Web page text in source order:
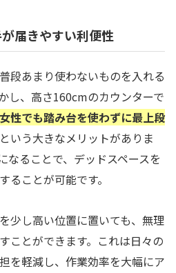
届きやすい利便性
段あまり使わないものを入れる
し、高さ160cmのカウンターで
性でも踏み台を使わずに最上段
という大きなメリットがありま
なることで、デッドスペースを
ることが可能です。
少し高い位置に置いても、無理
ことができます。これは日々の
を軽減し、作業効率を大幅にア